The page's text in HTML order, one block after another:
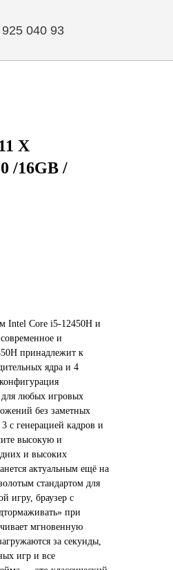
X
/16GB /
Intel Core i5-12450H и
и
принадлежит к
ядра и 4
для любых игровых
без заметных
с генерацией кадров и
высокую и
и высоких
актуальным ещё на
стандартом для
игру, браузер с
при
мгновенную
за секунды,
игр и все